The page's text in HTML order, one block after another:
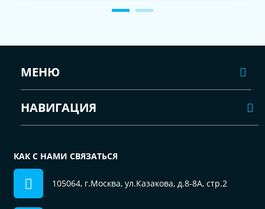
МЕНЮ
НАВИГАЦИЯ
КАК С НАМИ СВЯЗАТЬСЯ
105064, г.Москва, ул.Казакова, д.8-8А, стр.2